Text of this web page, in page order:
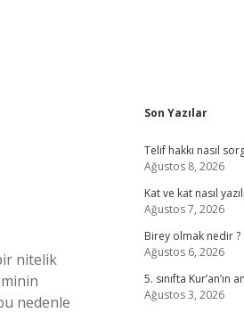
nitelik
nedenle
Son Yazılar
Telif hakkı nasıl
Ağustos 8, 2026
Kat ve kat nasıl
Ağustos 7, 2026
Birey olmak nedir ?
Ağustos 6, 2026
5. sınıfta
Ağustos 3, 2026